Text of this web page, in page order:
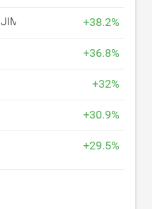
JIMOTHY +38.2%
+36.8%
+32%
+30.9%
+29.5%